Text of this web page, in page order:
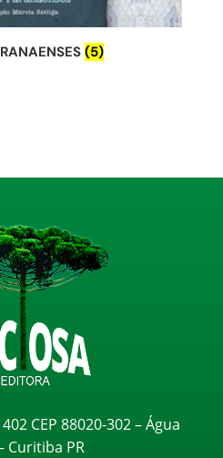
(5)
CEP 88020-302 – Água
Curitiba PR